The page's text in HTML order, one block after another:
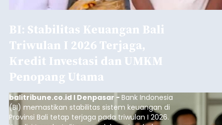
BI: Stabilitas Keuangan Bali
Triwulan I 2026 Terjaga,
Kredit Investasi dan UMKM
Penopang Utama
balitribune.co.id I Denpasar - Bank Indonesia
(BI) memastikan stabilitas sistem keuangan di
Provinsi Bali tetap terjaga pada triwulan I 2026.